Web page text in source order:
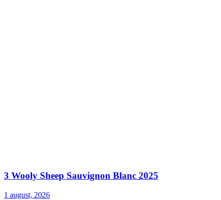
3 Wooly Sheep Sauvignon Blanc 2025
1 august, 2026